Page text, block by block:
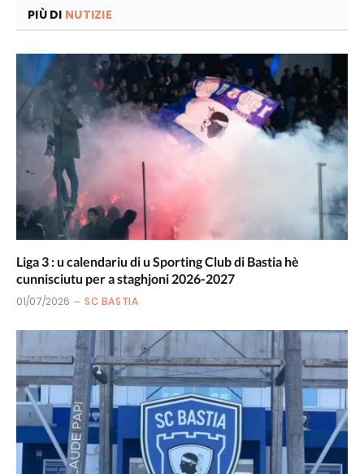
PIÙ DI NUTIZIE
Liga 3 : u calendariu di u Sporting Club di Bastia hè
cunnisciutu per a staghjoni 2026-2027
01/07/2026 SC BASTIA